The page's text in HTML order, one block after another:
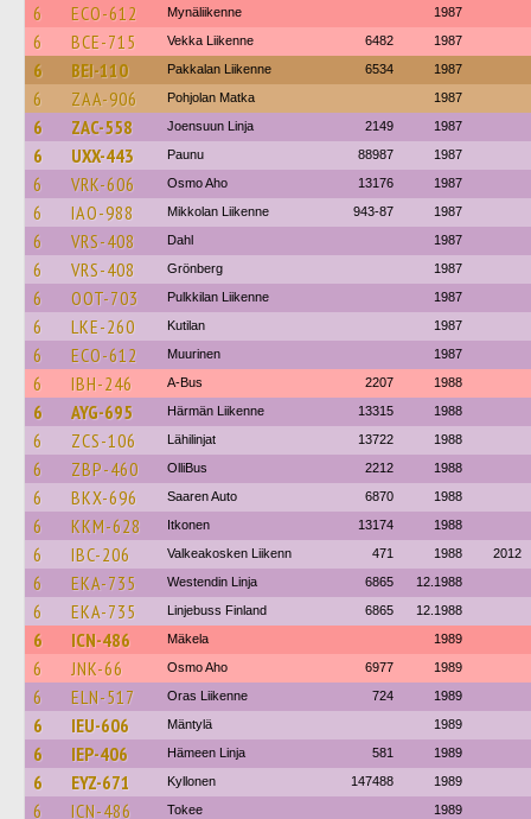
6 ECO-612 Mynäliikenne 1987
6 BCE-715 Vekka Liikenne 6482 1987
6 BEI-110 Pakkalan Liikenne 6534 1987
6 ZAA-906 Pohjolan Matka 1987
6 ZAC-558 Joensuun Linja 2149 1987
6 UXX-443 Paunu 88987 1987
6 VRK-606 Osmo Aho 13176 1987
6 IAO-988 Mikkolan Liikenne 943-87 1987
6 VRS-408 Dahl 1987
6 VRS-408 Grönberg 1987
6 OOT-703 Pulkkilan Liikenne 1987
6 LKE-260 Kutilan 1987
6 ECO-612 Muurinen 1987
6 IBH-246 A-Bus 2207 1988
6 AYG-695 Härmän Liikenne 13315 1988
6 ZCS-106 Lähilinjat 13722 1988
6 ZBP-460 OlliBus 2212 1988
6 BKX-696 Saaren Auto 6870 1988
6 KKM-628 Itkonen 13174 1988
6 IBC-206 Valkeakosken Liikenn 471 1988 2012
6 EKA-735 Westendin Linja 6865 12.1988
6 EKA-735 Linjebuss Finland 6865 12.1988
6 ICN-486 Mäkela 1989
6 JNK-66 Osmo Aho 6977 1989
6 ELN-517 Oras Liikenne 724 1989
6 IEU-606 Mäntylä 1989
6 IEP-406 Hämeen Linja 581 1989
6 EYZ-671 Kyllonen 147488 1989
6 ICN-486 Tokee 1989